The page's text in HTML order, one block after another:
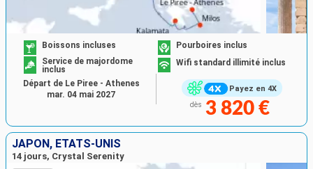
Payez en 4X
Boissons incluses
Pourboires inclus
Service de majordome
inclus
Wifi standard illimité inclus
dès 3 820 €
Départ de Le Piree - Athenes
mar. 04 mai 2027
JAPON, ÉTATS-UNIS
14 jours, Crystal Serenity